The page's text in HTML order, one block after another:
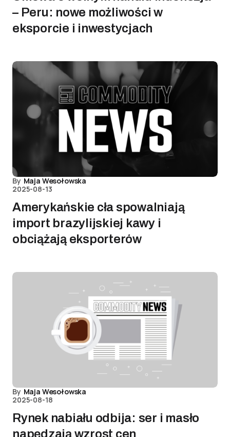
– Peru: nowe możliwości w
eksporcie i inwestycjach
By Maja Wesołowska
2025-08-13
Amerykańskie cła spowalniają
import brazylijskiej kawy i
obciążają eksporterów
By Maja Wesołowska
2025-08-18
Rynek nabiału odbija: ser i masło
napędzają wzrost cen